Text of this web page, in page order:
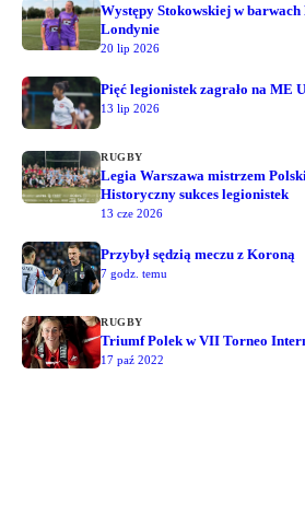
Występy Stokowskiej w barwach
Londynie
20 lip 2026
Pięć legionistek zagrało na ME
13 lip 2026
RUGBY
Legia Warszawa mistrzem
Historyczny sukces legionistek
13 cze 2026
Przybył sędzią meczu z Koroną
7 godz. temu
RUGBY
Triumf Polek w VII Torneo
17 paź 2022